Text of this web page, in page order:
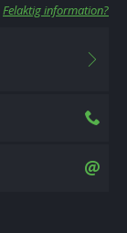
Felaktig information?